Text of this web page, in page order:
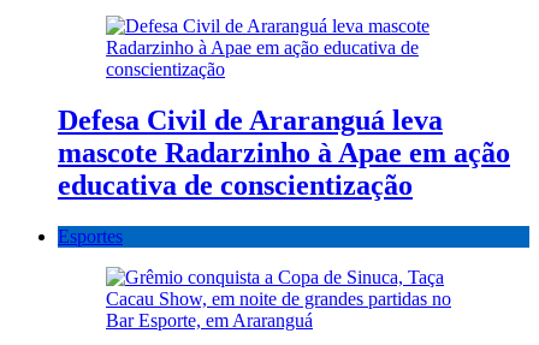
Defesa Civil de Araranguá leva
mascote Radarzinho à Apae em ação
educativa de conscientização
Esportes